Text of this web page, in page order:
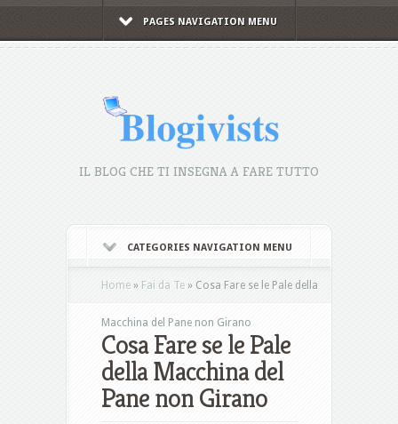
PAGES NAVIGATION MENU
IL BLOG CHE TI INSEGNA A FARE TUTTO
CATEGORIES NAVIGATION MENU
Home » Fai da Te » Cosa Fare se le Pale della
Macchina del Pane non Girano
Cosa Fare se le Pale
della Macchina del
Pane non Girano